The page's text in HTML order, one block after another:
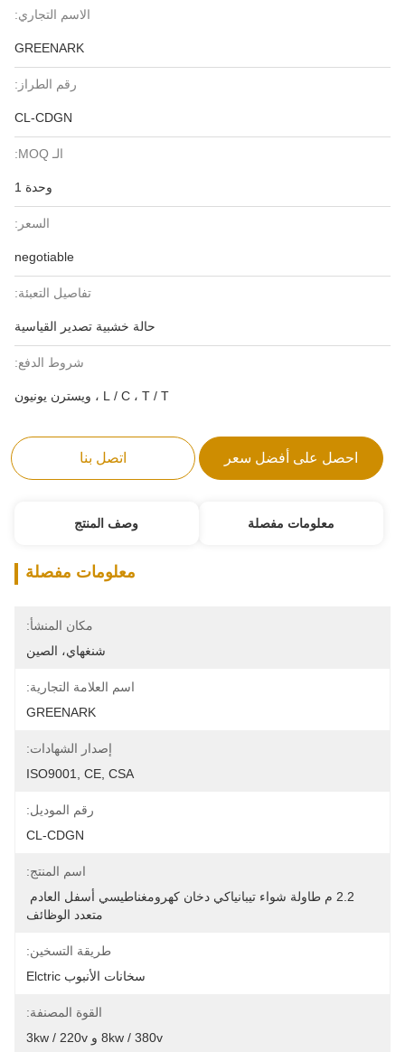
الاسم التجاري:
GREENARK
رقم الطراز:
CL-CDGN
الـ MOQ:
وحدة 1
السعر:
negotiable
تفاصيل التعبئة:
حالة خشبية تصدير القياسية
شروط الدفع:
L / C ، T / T ، ويسترن يونيون
احصل على أفضل سعر اتصل بنا
معلومات مفصلة وصف المنتج
معلومات مفصلة
مكان المنشأ:
شنغهاي، الصين
اسم العلامة التجارية:
GREENARK
إصدار الشهادات:
ISO9001, CE, CSA
رقم الموديل:
CL-CDGN
اسم المنتج:
متعدد الوظائف
طريقة التسخين:
سخانات الأنبوب Elctric
القوة المصنفة:
8kw / 380v و 3kw / 220v